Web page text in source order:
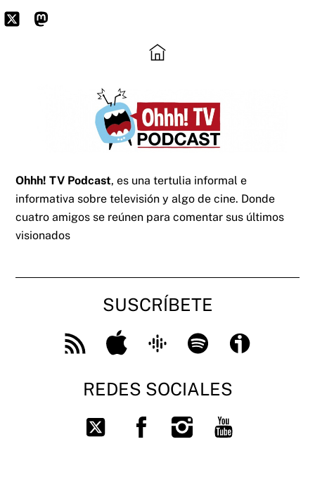
Skip
to
Icon
Mastodon
Ohhh! TV Podcast, es una tertulia informal e
informativa sobre televisión y algo de cine. Donde
cuatro amigos se reúnen para comentar sus últimos
visionados
SUSCRÍBETE
Feed
Apple
Google
Spotify Ivoox
REDES SOCIALES
Twitter FacebookInstagram
You